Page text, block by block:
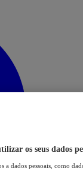
os seus dados
a dados pessoais, como